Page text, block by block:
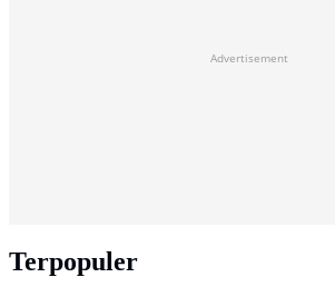
Advertisement
Terpopuler